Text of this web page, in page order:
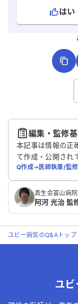
はい
こちらは送信専
編集・監修
本記事は情報の正
て作成・公開され
Q作成➔医師執筆/監修
真生会富山病
阿河 光治 監
ユビー病気のQ&Aトップ
ユビ